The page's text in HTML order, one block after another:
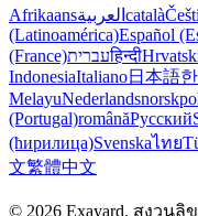
Afrikaansالعربية català
(Latinoamérica)Español
(France)עבריתहिन्दी
IndonesiaItaliano日本語
MelayuNederlandsnorsk
(Portugal)românăРусский
(ћирилица)Svenskaไทย
文繁體中文
© 2026 Exayard. สงวน